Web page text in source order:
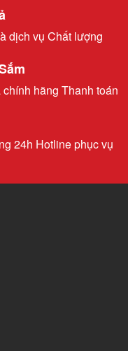
dịch vụ Chất lượng
hãng Thanh toán
24h Hotline phục vụ